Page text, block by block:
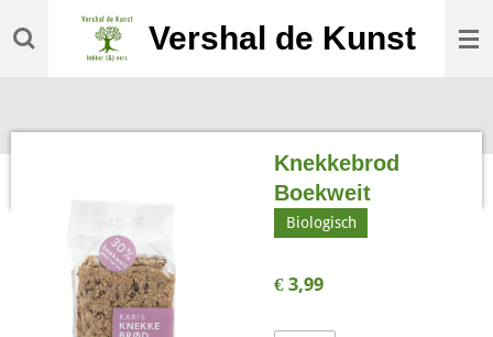
direct
Vershal de Kunst
Knekkebrod
Boekweit
Biologisch
€ 3,99